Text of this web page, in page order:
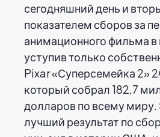
сегодняшний день и
показателем сборов за
анимационного фильма
уступив только
Pixar «Суперсемейка 2»
который собрал 182,7
долларов по всему
лучший результат по